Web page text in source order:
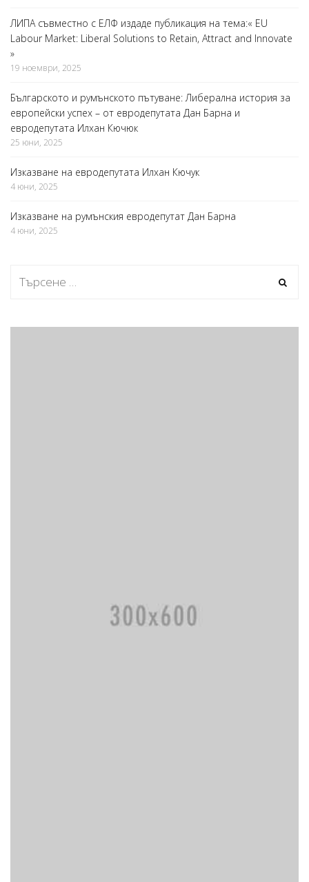
ЛИПА съвместно с ЕЛФ издаде публикация на тема:« EU
Labour Market: Liberal Solutions to Retain, Attract and Innovate
»
19 ноември, 2025
Българското и румънското пътуване: Либерална история за
европейски успех – от евродепутата Дан Барна и
евродепутата Илхан Кючюк
25 юни, 2025
Изказване на евродепутата Илхан Кючук
4 юни, 2025
Изказване на румънския евродепутат Дан Барна
4 юни, 2025